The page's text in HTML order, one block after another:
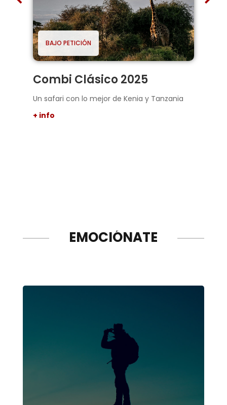
BAJO PETICIÓN
Combi Clásico 2025
Un safari con lo mejor de Kenia y Tanzania
+ info
EMOCIÓNATE